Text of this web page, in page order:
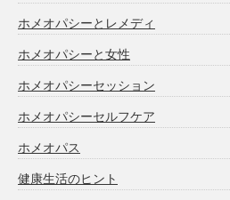
ホメオパシーとレメディ
ホメオパシーと女性
ホメオパシーセッション
ホメオパシーセルフケア
ホメオパス
健康生活のヒント